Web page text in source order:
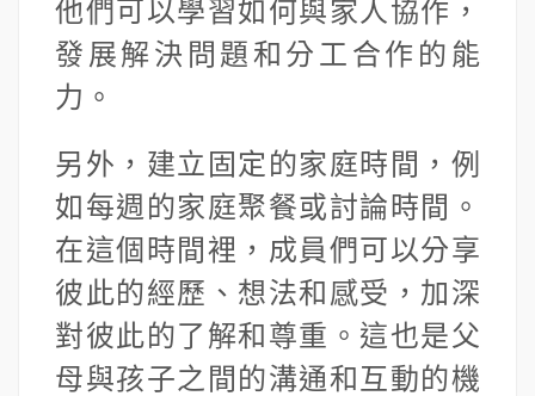
他們可以學習如何與家人協作，
發展解決問題和分工合作的能
力。
另外，建立固定的家庭時間，例
如每週的家庭聚餐或討論時間。
在這個時間裡，成員們可以分享
彼此的經歷、想法和感受，加深
對彼此的了解和尊重。這也是父
母與孩子之間的溝通和互動的機